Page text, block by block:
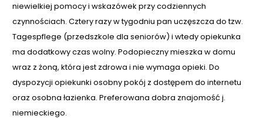
niewielkiej pomocy i wskazówek przy codziennych
czynnościach. Cztery razy w tygodniu pan uczęszcza do tzw.
Tagespflege (przedszkole dla seniorów) i wtedy opiekunka
ma dodatkowy czas wolny. Podopieczny mieszka w domu
wraz z żoną, która jest zdrowa i nie wymaga opieki. Do
dyspozycji opiekunki osobny pokój z dostępem do internetu
oraz osobna łazienka. Preferowana dobra znajomość j.
niemieckiego.